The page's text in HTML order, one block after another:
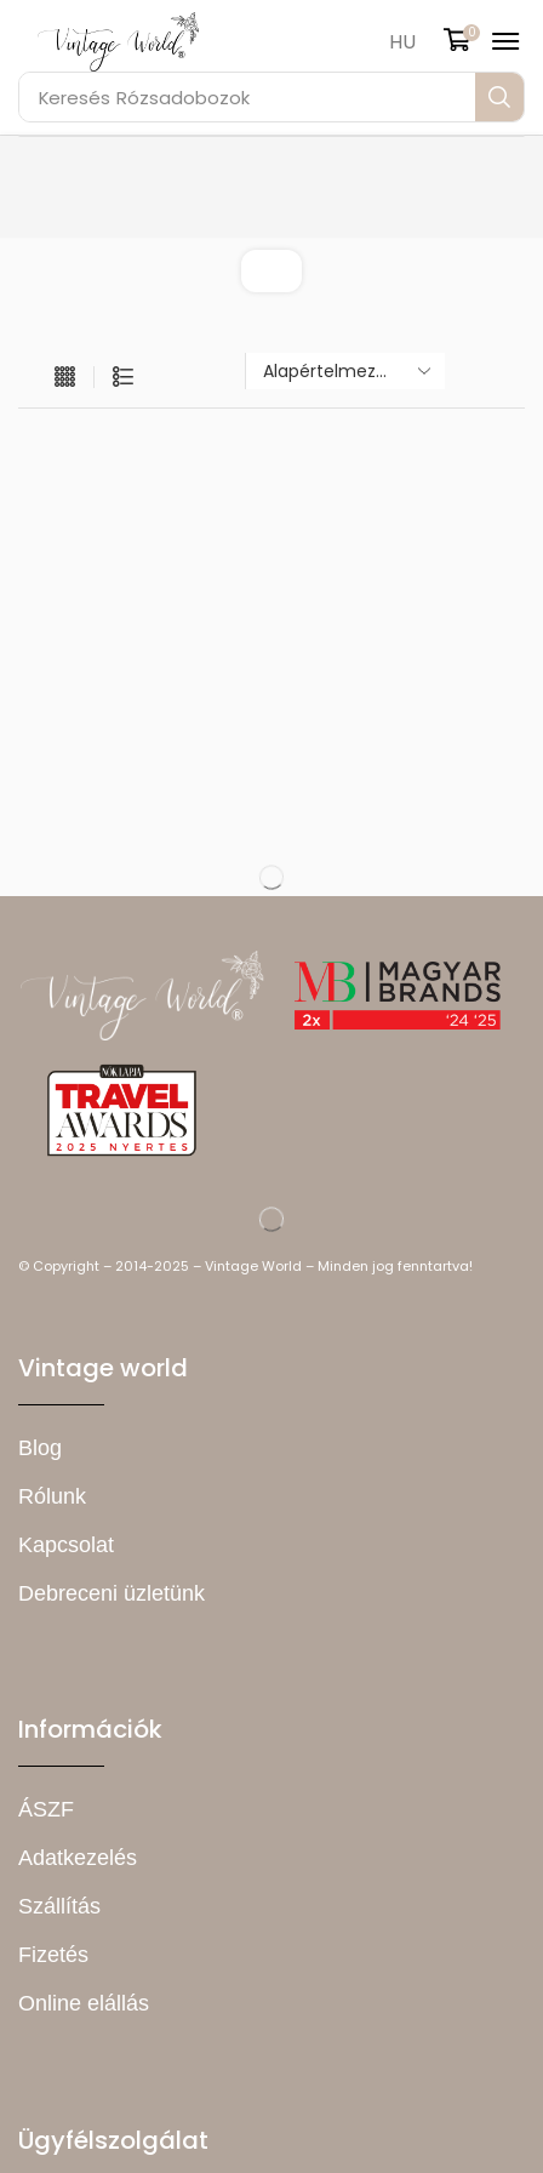
Keresés Rózsadobozok
HU 0
© Copyright – 2014-2025 – Vintage World – Minden jog fenntartva!
Vintage world
Blog
Rólunk
Kapcsolat
Debreceni üzletünk
Információk
ÁSZF
Adatkezelés
Szállítás
Fizetés
Online elállás
Ügyfélszolgálat